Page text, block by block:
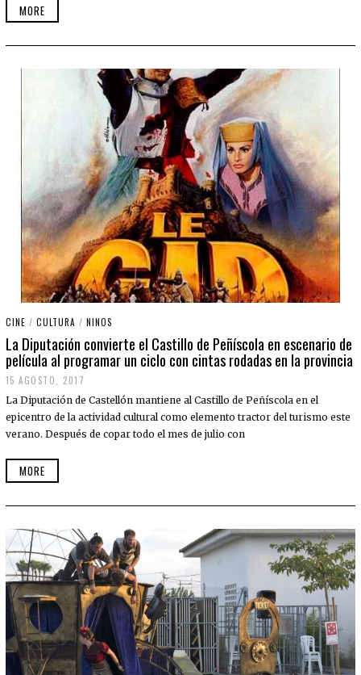
MORE
CINE / CULTURA / NINOS
La Diputación convierte el Castillo de Peñíscola en escenario de
película al programar un ciclo con cintas rodadas en la provincia
15 AGOSTO, 2017
La Diputación de Castellón mantiene al Castillo de Peñíscola en el
epicentro de la actividad cultural como elemento tractor del turismo este
verano. Después de copar todo el mes de julio con
MORE